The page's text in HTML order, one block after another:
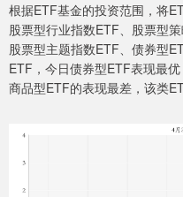
根据ETF基金的投资范围，将
股票型行业指数ETF、股票型
股票型主题指数ETF、债券型
ETF，今日债券型ETF表现最
商品型ETF的表现最差，该类